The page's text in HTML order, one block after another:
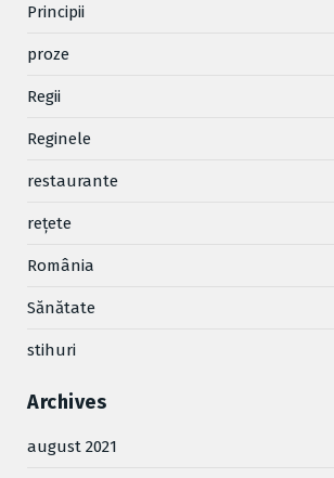
Principii
proze
Regii
Reginele
restaurante
reţete
România
Sănătate
stihuri
Archives
august 2021